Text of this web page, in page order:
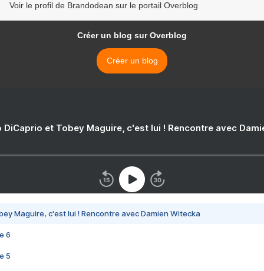
Voir le profil de Brandodean sur le portail Overblog
Créer un blog sur Overblog
Créer un blog
DiCaprio et Tobey Maguire, c'est lui ! Rencontre avec
Maguire, c'est lui ! Rencontre avec Damien Witecka
6
5